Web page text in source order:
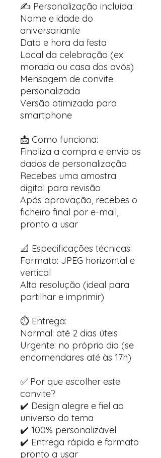
✍️ Personalização incluída:
Nome e idade do
aniversariante
Data e hora da festa
Local da celebração (ex:
morada ou casa dos avós)
Mensagem de convite
personalizada
Versão otimizada para
smartphone
📩 Como funciona:
Finaliza a compra e envia os
dados de personalização
Recebes uma amostra
digital para revisão
Após aprovação, recebes o
ficheiro final por e-mail,
pronto a usar
📐 Especificações técnicas:
Formato: JPEG horizontal e
vertical
Alta resolução (ideal para
partilhar e imprimir)
⏱️ Entrega:
Normal: até 2 dias úteis
Urgente: no próprio dia (se
encomendares até às 17h)
✅ Por que escolher este
convite?
✔️ Design alegre e fiel ao
universo do tema
✔️ 100% personalizável
✔️ Entrega rápida e formato
pronto a usar